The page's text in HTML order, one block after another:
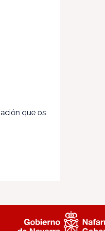
que os